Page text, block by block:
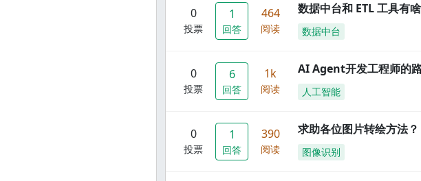
0
投票
1
回答
464
阅读
数据中台和 ETL 工具有
数据中台
0
投票
6
回答
1k
阅读
AI Agent开发工程师的
人工智能
0
投票
1
回答
390
阅读
求助各位图片转绘方法？
图像识别